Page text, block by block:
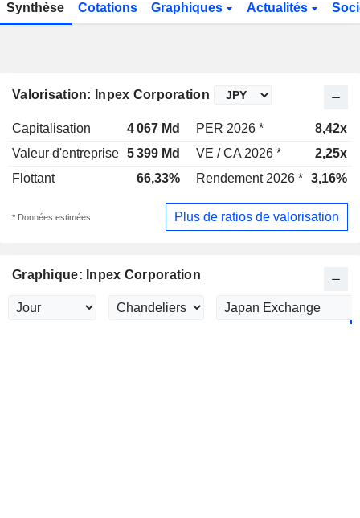
Synthèse Cotations Graphiques Actualités
Valorisation: Inpex Corporation
Capitalisation 4 067 Md PER 2026 *
8,42x
Valeur d'entreprise 5 399 Md VE / CA 2026 *
2,25x
Flottant
66,33% Rendement 2026 * 3,16%
* Données estimées Plus de ratios de valorisation
Graphique: Inpex Corporation